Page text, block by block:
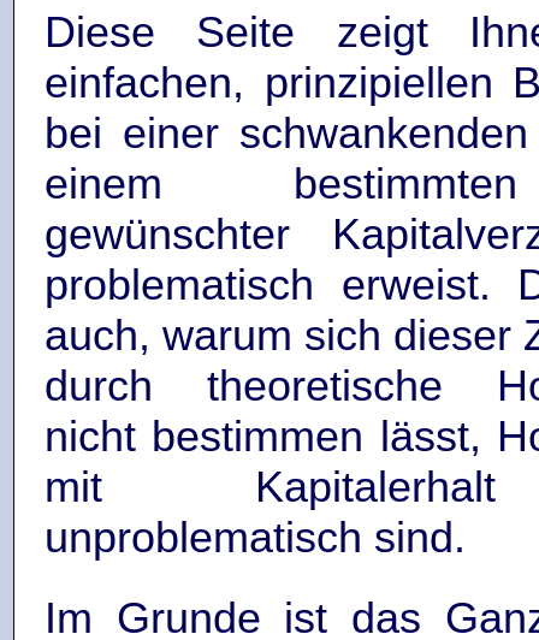
Diese Seite zeigt
einfachen, prinzipiellen
bei einer
einem
gewünschter
problematisch erweist.
auch, warum sich dieser
durch theoretische
nicht bestimmen lässt,
mit
unproblematisch sind.
Im Grunde ist das